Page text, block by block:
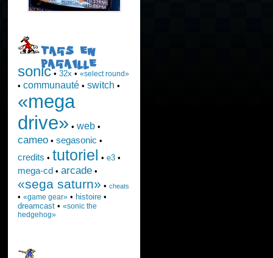
TAGS EN
PAGAILLE
sonic• 32x • «select round»
• communauté• switch •
«mega
drive» • web•
cameo• segasonic •
credits • tutoriel • e3•
mega-cd • arcade•
«sega saturn» • cheats
• «game gear»• histoire•
dreamcast• «sonic the
hedgehog»